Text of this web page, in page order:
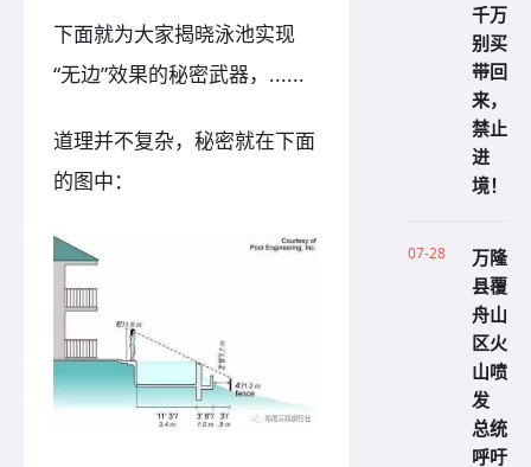
下面就为大家揭晓泳池实现
“无边”效果的秘密武器，......
道理并不复杂，秘密就在下面
的图中：
千万
别买
带回
来，
禁止
进
境！
07-28
万隆
县覆
舟山
区火
山喷
发
总统
呼吁